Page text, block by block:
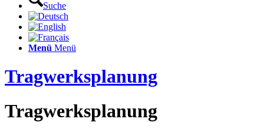
Suche
Menü Menü
Tragwerksplanung
Tragwerksplanung